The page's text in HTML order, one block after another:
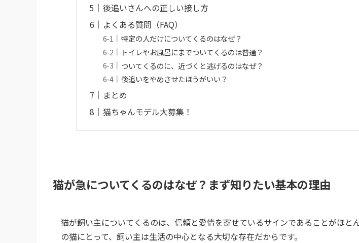
後追いさんへの正しい接し方
よくある質問（FAQ）
特定の人だけについてくるのはなぜ？
トイレやお風呂にまでついてくるのは普通？
ついてくるのに、近づくと逃げるのはなぜ？
後追いをやめさせたほうがいい？
まとめ
猫ちゃんモデル大募集！
猫が急についてくるのはなぜ？まず知りたい基本の理由
猫が飼い主についてくるのは、信頼と愛情を寄せているサインであることがほと
の猫にとって、飼い主は生活の中心となる大切な存在だからです。